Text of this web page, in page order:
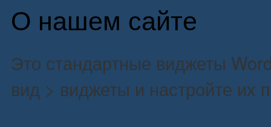
О нашем сайте
Это стандартные виджеты
вид > виджеты и настройте их